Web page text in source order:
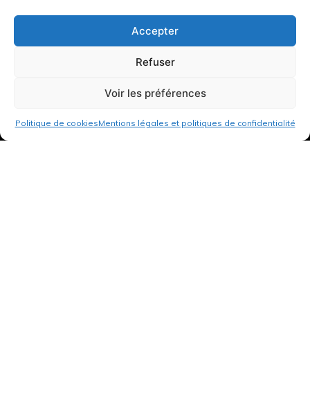
Accepter
Refuser
Voir les préférences
Politique de cookiesMentions légales et politiques de confidentialité